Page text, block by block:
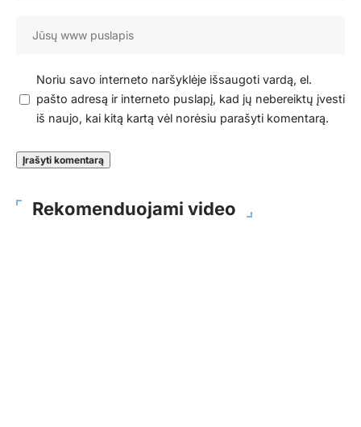
Noriu savo interneto naršyklėje išsaugoti vardą, el.
pašto adresą ir interneto puslapį, kad jų nebereiktų įvesti
iš naujo, kai kitą kartą vėl norėsiu parašyti komentarą.
Rekomenduojami video